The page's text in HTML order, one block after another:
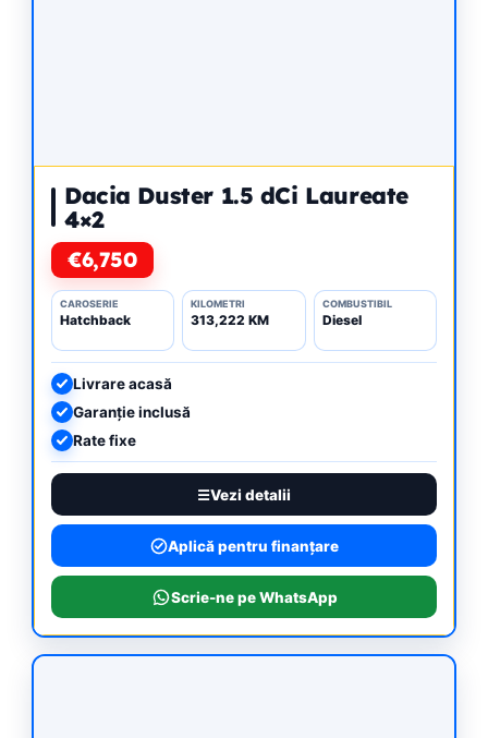
Dacia Duster 1.5 dCi Laureate
4×2
€6,750
CAROSERIE
Hatchback
KILOMETRI
313,222 KM
COMBUSTIBIL
Diesel
Livrare acasă
Garanție inclusă
Rate fixe
Vezi detalii
Aplică pentru finanțare
Scrie-ne pe WhatsApp